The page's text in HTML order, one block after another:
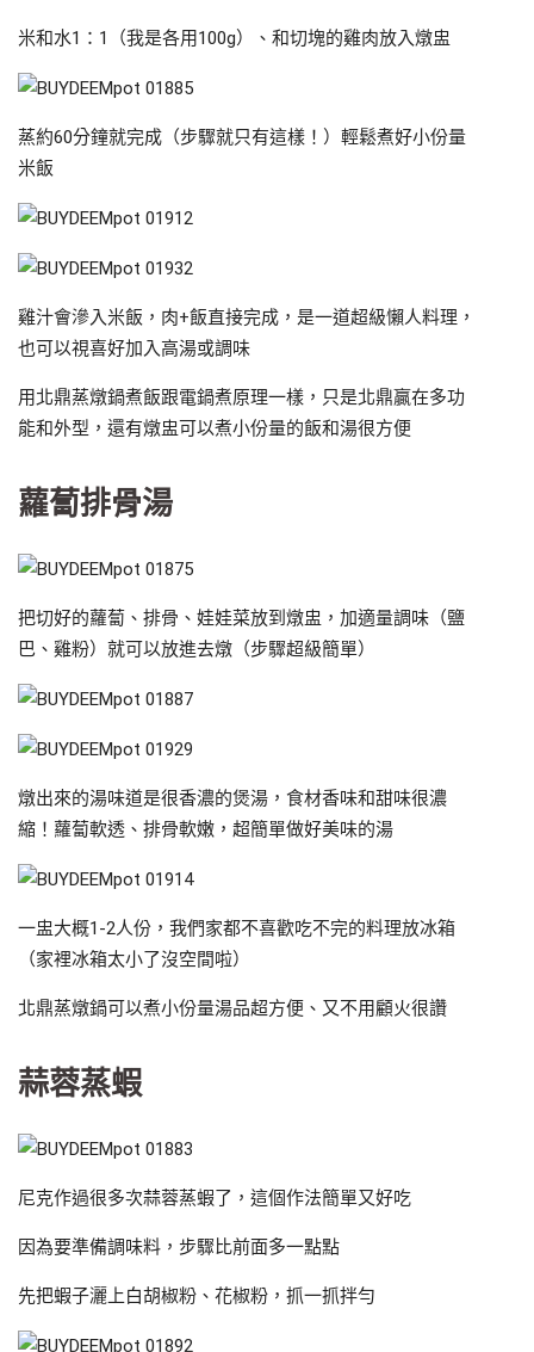
米和水1：1（我是各用100g）、和切塊的雞肉放入燉盅
蒸約60分鐘就完成（步驟就只有這樣！）輕鬆煮好小份量
米飯
雞汁會滲入米飯，肉+飯直接完成，是一道超級懶人料理，
也可以視喜好加入高湯或調味
用北鼎蒸燉鍋煮飯跟電鍋煮原理一樣，只是北鼎贏在多功
能和外型，還有燉盅可以煮小份量的飯和湯很方便
蘿蔔排骨湯
把切好的蘿蔔、排骨、娃娃菜放到燉盅，加適量調味（鹽
巴、雞粉）就可以放進去燉（步驟超級簡單）
燉出來的湯味道是很香濃的煲湯，食材香味和甜味很濃
縮！蘿蔔軟透、排骨軟嫩，超簡單做好美味的湯
一盅大概1-2人份，我們家都不喜歡吃不完的料理放冰箱
（家裡冰箱太小了沒空間啦）
北鼎蒸燉鍋可以煮小份量湯品超方便、又不用顧火很讚
蒜蓉蒸蝦
尼克作過很多次蒜蓉蒸蝦了，這個作法簡單又好吃
因為要準備調味料，步驟比前面多一點點
先把蝦子灑上白胡椒粉、花椒粉，抓一抓拌勻